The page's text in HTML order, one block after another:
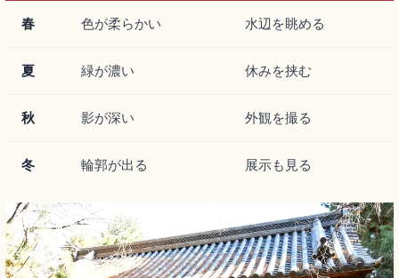
春 色が柔らかい 水辺を眺める
夏 緑が濃い 休みを挟む
秋 影が深い 外観を撮る
冬 輪郭が出る 展示も見る